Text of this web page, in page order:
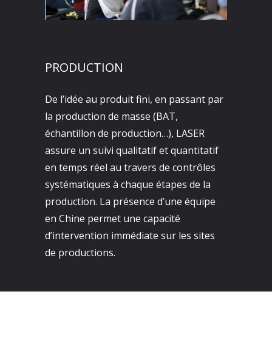
PRODUCTION
De l’idée au produit fini, en passant par
la production de masse (BAT,
échantillon de production…), LASER
assure un suivi qualitatif et quantitatif
en temps réel au travers de contrôles
systématiques à chaque étapes de la
production. La présence d’une équipe
en Chine permet une capacité
d’intervention immédiate sur les sites
de productions.